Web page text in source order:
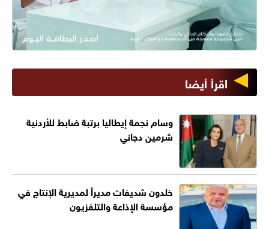
اقرأ أيضا
وسام نجمة إيطاليا برتبة ضابط للأردنية
شرمين دجاني
خلدون شديفات مديراً لمديرية الإنتاج في
مؤسسة الإذاعة والتلفزيون